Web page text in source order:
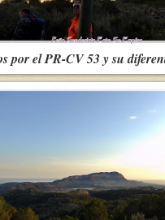
por el PR-CV 53 y su